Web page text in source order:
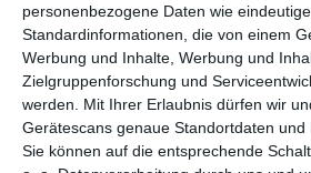
personenbezogene Daten wie
Standardinformationen, die von einem
Werbung und Inhalte, Werbung und
Zielgruppenforschung und
werden.
Mit Ihrer Erlaubnis dürfen wir
Gerätescans genaue Standortdaten und
Sie können auf die entsprechende
DJ Panda